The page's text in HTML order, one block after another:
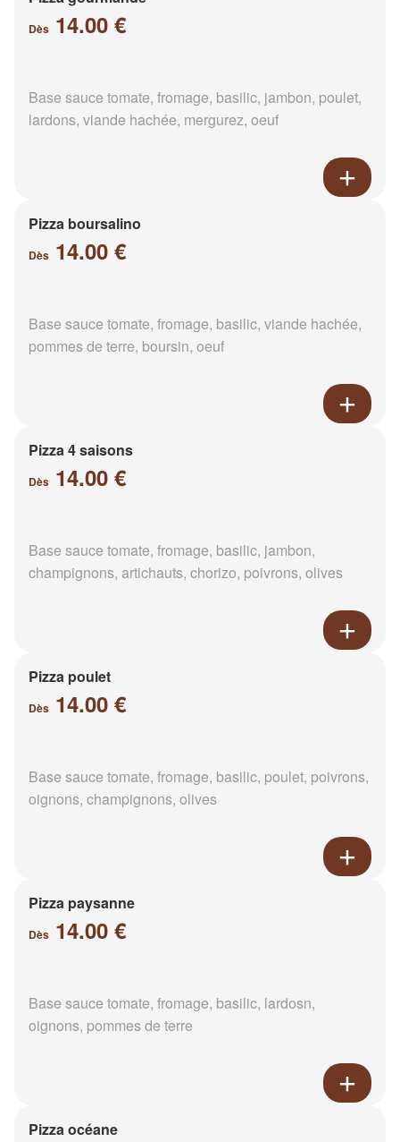
Dès 14.00 €
Base sauce tomate, fromage, basilic, jambon, poulet,
lardons, viande hachée, mergurez, oeuf
Pizza boursalino
Dès 14.00 €
Base sauce tomate, fromage, basilic, viande hachée,
pommes de terre, boursin, oeuf
Pizza 4 saisons
Dès 14.00 €
Base sauce tomate, fromage, basilic, jambon,
champignons, artichauts, chorizo, poivrons, olives
Pizza poulet
Dès 14.00 €
Base sauce tomate, fromage, basilic, poulet, poivrons,
oignons, champignons, olives
Pizza paysanne
Dès 14.00 €
Base sauce tomate, fromage, basilic, lardosn,
oignons, pommes de terre
Pizza océane